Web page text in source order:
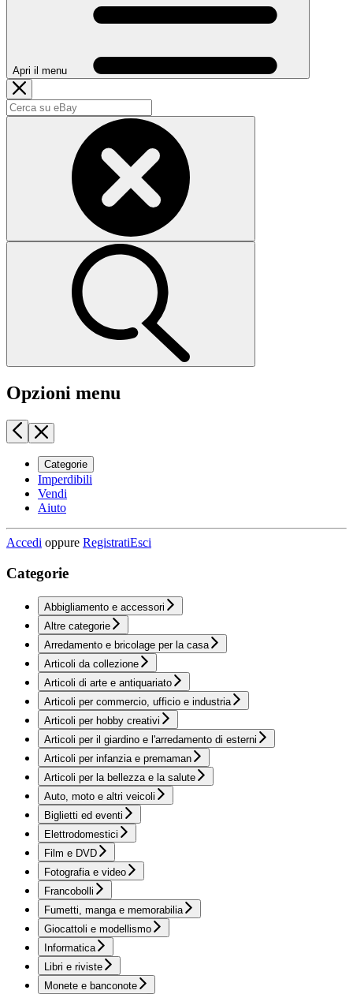
Apri il menu
Opzioni menu
Categorie
Imperdibili
Vendi
Aiuto
Accedi oppure RegistratiEsci
Categorie
Abbigliamento e accessori
Altre categorie
Arredamento e bricolage per la casa
Articoli da collezione
Articoli di arte e antiquariato
Articoli per commercio, ufficio e industria
Articoli per hobby creativi
Articoli per il giardino e l'arredamento di esterni
Articoli per infanzia e premaman
Articoli per la bellezza e la salute
Auto, moto e altri veicoli
Biglietti ed eventi
Elettrodomestici
Film e DVD
Fotografia e video
Francobolli
Fumetti, manga e memorabilia
Giocattoli e modellismo
Informatica
Libri e riviste
Monete e banconote